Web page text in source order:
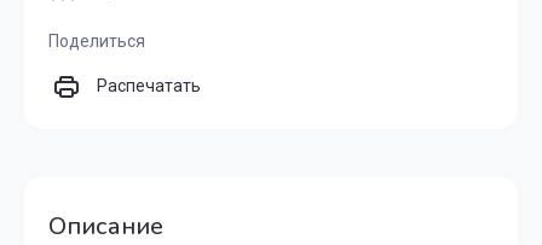
Поделиться
Распечатать
Описание